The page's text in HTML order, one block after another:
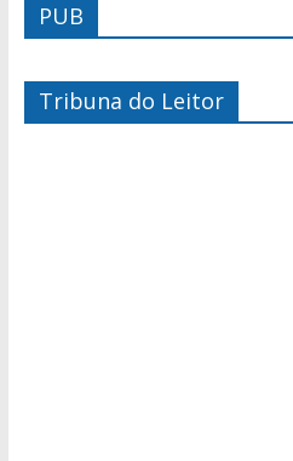
PUB
Tribuna do Leitor